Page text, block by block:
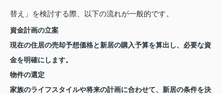
替え」を検討する際、以下の流れが一般的です。
資金計画の立案
現在の住居の売却予想価格と新居の購入予算を算出し、必要な資
金を明確にします。
物件の選定
家族のライフスタイルや将来の計画に合わせて、新居の条件を決